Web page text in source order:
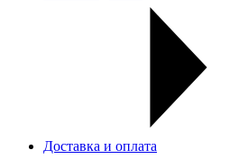
Доставка и оплата